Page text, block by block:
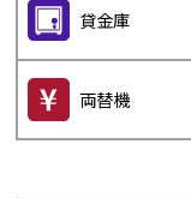
貸金庫
両替機